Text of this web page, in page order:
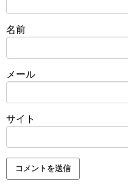
名前
メール
サイト